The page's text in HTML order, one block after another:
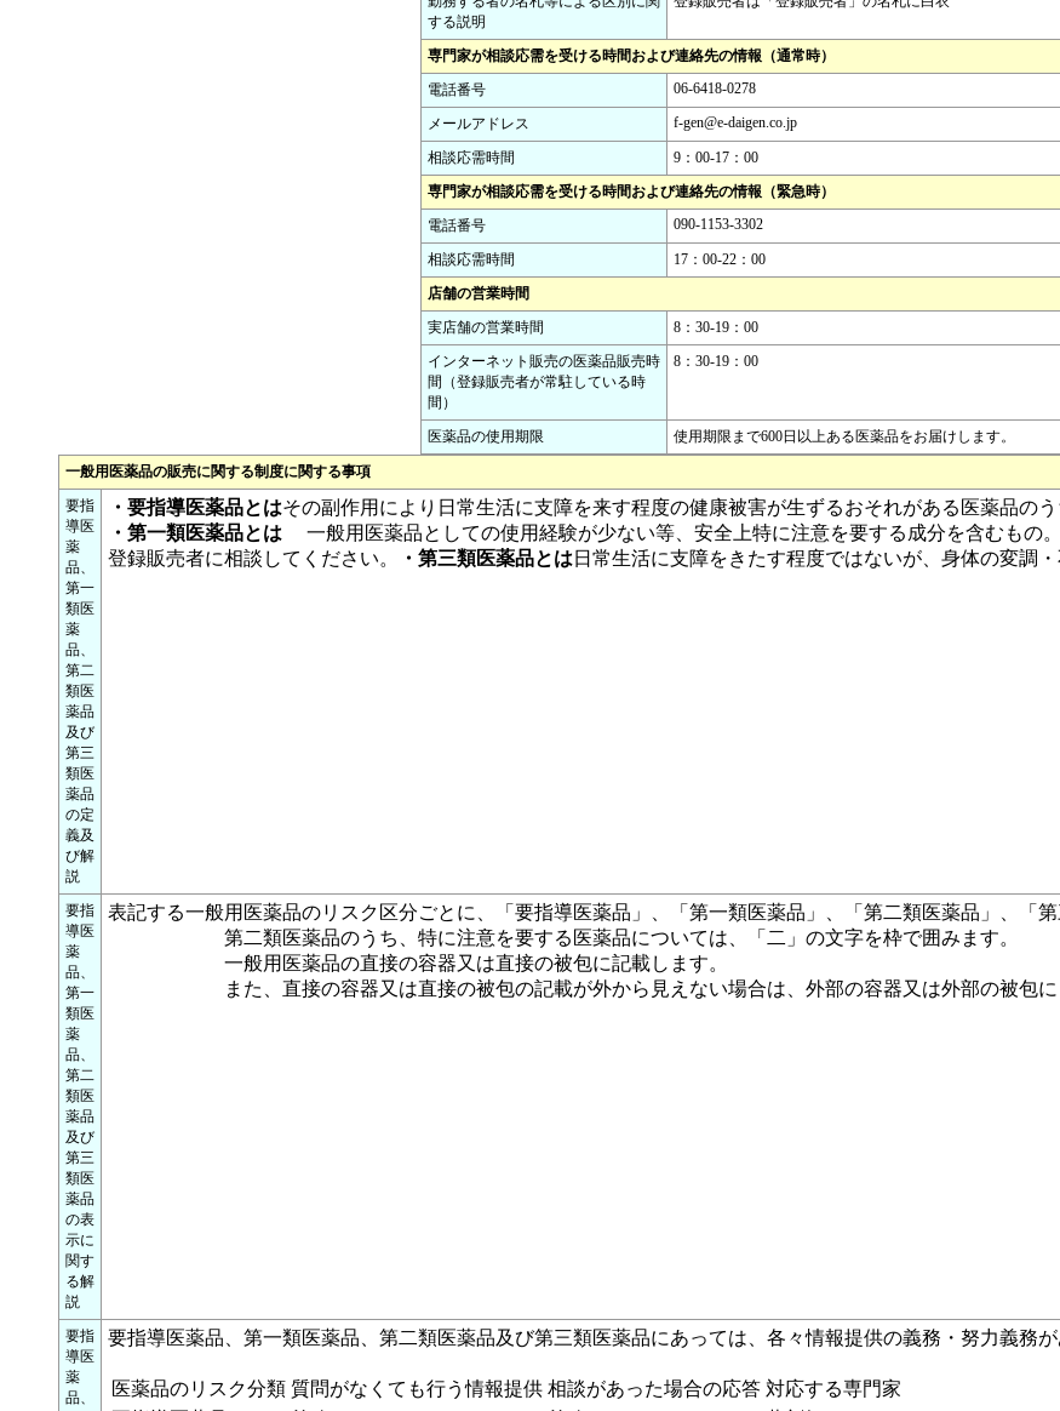
する説明
専門家が相談応需を受ける時間および連絡先の情報（通常時）
電話番号
06-6418-0278
メールアドレス f-gen@e-daigen.co.jp
相談応需時間
9：00-17：00
専門家が相談応需を受ける時間および連絡先の情報（緊急時）
電話番号
090-1153-3302
相談応需時間
17：00-22：00
店舗の営業時間
実店舗の営業時間
8：30-19：00
インターネット販売の医薬品販売時
間（登録販売者が常駐している時
間）
8：30-19：00
医薬品の使用期限 使用期限まで600日以上ある医薬品をお届けします。
一般用医薬品の販売に関する制度に関する事項
要指
導医
薬
品、
第一
類医
薬
品、
第二
類医
薬品
及び
第三
類医
薬品
の定
義及
び解
説
・要指導医薬品とはその副作用により日常生活に支障を来す程度の健康被害が生ずるおそれがある医薬品の
・第一類医薬品とは
一般用医薬品としての使用経験が少ない等、安全上特に注意を要する成分を含むもの。
登録販売者に相談してください。
・第三類医薬品とは 日常生活に支障をきたす程度ではないが、身体の変調
要指
導医
薬
品、
第一
類医
薬
品、
第二
類医
薬品
及び
第三
類医
薬品
の表
示に
関す
る解
説
表記する一般用医薬品のリスク区分ごとに、「要指導医薬品」、「第一類医薬品」、「第二類医薬品」、「
第二類医薬品のうち、特に注意を要する医薬品については、「二」の文字を枠で囲みます。
一般用医薬品の直接の容器又は直接の被包に記載します。
また、直接の容器又は直接の被包の記載が外から見えない場合は、外部の容器又は外部の被包にも
要指
導医
薬
品、
要指導医薬品、第一類医薬品、第二類医薬品及び第三類医薬品にあっては、各々情報提供の義務・努力義務
医薬品のリスク分類 質問がなくても行う情報提供 相談があった場合の応答 対応する専門家